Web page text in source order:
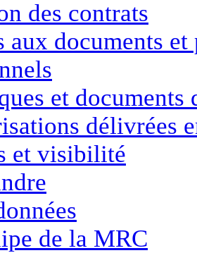
des contrats
aux documents et
et documents
délivrées
et visibilité
de la MRC